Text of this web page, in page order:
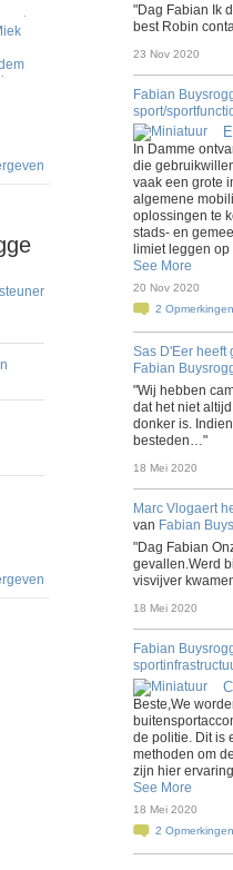
"Dag Fabian Ik
best Robin
23 Nov 2020
Fabian
sport/
In Damme
die
vaak een grote
algemene
oplossingen te
stads- en
limiet leggen
See More
20 Nov 2020
2 Opmerkingen
Sas D'Eer heeft
Fabian
"Wij hebben
dat het niet
donker is.
besteden…"
18 Mei 2020
Marc Vlogaert
van Fabian
"Dag Fabian
gevallen.Werd
visvijver
18 Mei 2020
Fabian
Beste,We
de politie. Dit is
methoden om
zijn hier
See More
18 Mei 2020
2 Opmerkingen